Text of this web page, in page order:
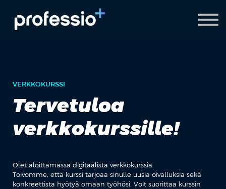
AI Coach
Pyydä demo
VERKKOKURSSI
Tervetuloa
verkkokurssille!
Olet aloittamassa digitaalista verkkokurssia.
Toivomme, että kurssi tarjoaa sinulle uusia oivalluksia sekä
konkreettista hyötyä omaan työhösi. Voit suorittaa kurssin